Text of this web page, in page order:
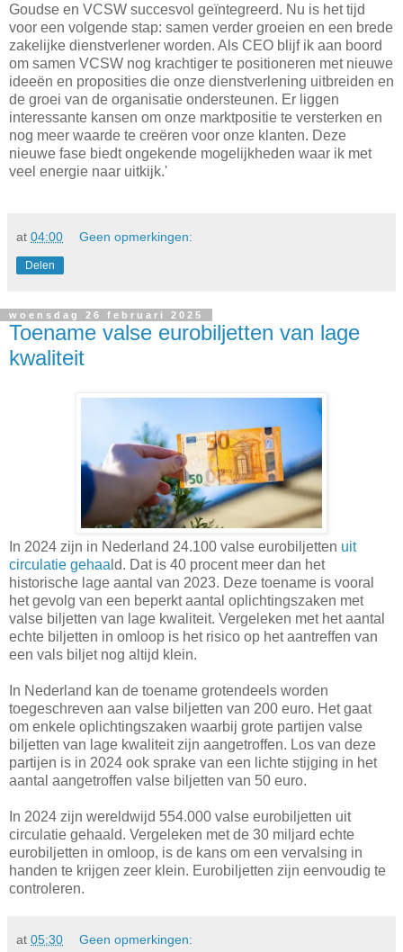
Goudse en VCSW succesvol geïntegreerd. Nu is het tijd
voor een volgende stap: samen verder groeien en een brede
zakelijke dienstverlener worden. Als CEO blijf ik aan boord
om samen VCSW nog krachtiger te positioneren met nieuwe
ideeën en proposities die onze dienstverlening uitbreiden en
de groei van de organisatie ondersteunen. Er liggen
interessante kansen om onze marktpositie te versterken en
nog meer waarde te creëren voor onze klanten. Deze
nieuwe fase biedt ongekende mogelijkheden waar ik met
veel energie naar uitkijk.'
at 04:00 Geen opmerkingen:
Delen
woensdag 26 februari 2025
Toename valse eurobiljetten van lage
kwaliteit
In 2024 zijn in Nederland 24.100 valse eurobiljetten uit
circulatie gehaa ld. Dat is 40 procent meer dan het
historische lage aantal van 2023. Deze toename is vooral
het gevolg van een beperkt aantal oplichtingszaken met
valse biljetten van lage kwaliteit. Vergeleken met het aantal
echte biljetten in omloop is het risico op het aantreffen van
een vals biljet nog altijd klein.
In Nederland kan de toename grotendeels worden
toegeschreven aan valse biljetten van 200 euro. Het gaat
om enkele oplichtingszaken waarbij grote partijen valse
biljetten van lage kwaliteit zijn aangetroffen. Los van deze
partijen is in 2024 ook sprake van een lichte stijging in het
aantal aangetroffen valse biljetten van 50 euro.
In 2024 zijn wereldwijd 554.000 valse eurobiljetten uit
circulatie gehaald. Vergeleken met de 30 miljard echte
eurobiljetten in omloop, is de kans om een vervalsing in
handen te krijgen zeer klein. Eurobiljetten zijn eenvoudig te
controleren.
at 05:30 Geen opmerkingen: